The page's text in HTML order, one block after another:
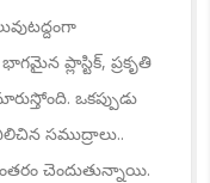
ప్లాస్టిక్, ప్రకృతి
ఒకప్పుడు
సముద్రాలు..
చెందుతున్నాయి.